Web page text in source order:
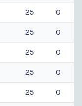
25 0
25 0
25 0
25 0
25 0